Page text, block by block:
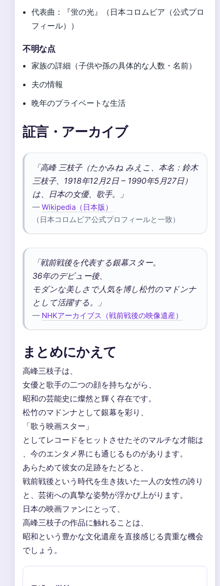
代表曲：『蛍の光』（日本コロムビア（公式プロ
フィール））
不明な点
家族の詳細（子供や孫の具体的な人数・名前）
夫の情報
晩年のプライベートな生活
証言・アーカイブ
「高峰 三枝子（たかみね みえこ、本名：鈴木
三枝子、1918年12月2日 – 1990年5月27日）
は、日本の女優、歌手。」
— Wikipedia（日本版）
（日本コロムビア公式プロフィールと一致）
「戦前戦後を代表する銀幕スター。
36年のデビュー後、
モダンな美しさで人気を博し松竹のマドンナ
として活躍する。」
— NHKアーカイブス（戦前戦後の映像遺産）
まとめにかえて
高峰三枝子は、
女優と歌手の二つの顔を持ちながら、
昭和の芸能史に燦然と輝く存在です。
松竹のマドンナとして銀幕を彩り、
「歌う映画スター」
としてレコードをヒットさせたそのマルチな才能は
、今のエンタメ界にも通じるものがあります。
あらためて彼女の足跡をたどると、
戦前戦後という時代を生き抜いた一人の女性の誇り
と、芸術への真摯な姿勢が浮かび上がります。
日本の映画ファンにとって、
高峰三枝子の作品に触れることは、
昭和という豊かな文化遺産を直接感じる貴重な機会
でしょう。